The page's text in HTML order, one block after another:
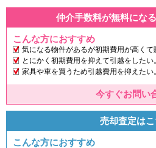
仲介手数料が無料にな
こんな方におすすめ
気になる物件があるが初期費用が高くて
とにかく初期費用を抑えて引越をしたい。
家具や車を買うため引越費用を抑えたい。
今すぐお問い
売却査定は
こんな方におすすめ